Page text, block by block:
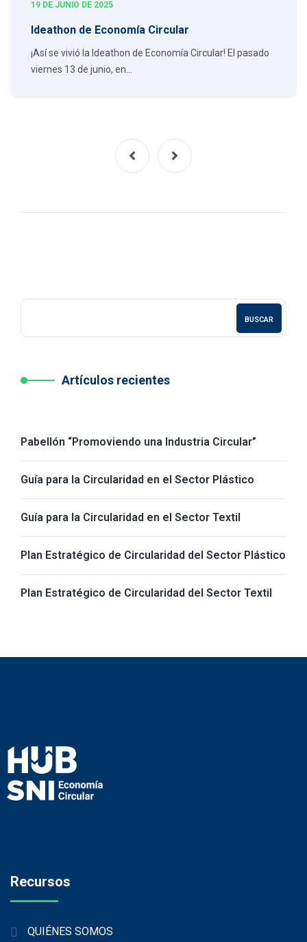
19 DE JUNIO DE 2025
Ideathon de Economía Circular
¡Así se vivió la Ideathon de Economía Circular! El pasado
viernes 13 de junio, en…
BUSCAR
Artículos recientes
Pabellón “Promoviendo una Industria Circular”
Guía para la Circularidad en el Sector Plástico
Guía para la Circularidad en el Sector Textil
Plan Estratégico de Circularidad del Sector Plástico
Plan Estratégico de Circularidad del Sector Textil
Recursos
QUIÉNES SOMOS